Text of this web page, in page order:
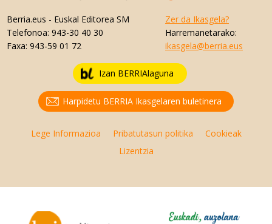
Berria.eus - Euskal Editorea SM
Telefonoa: 943-30 40 30
Faxa: 943-59 01 72
Zer da Ikasgela?
Harremanetarako:
ikasgela@berria.eus
Izan BERRIAlaguna
Harpidetu BERRIA Ikasgelaren buletinera
Lege Informazioa Pribatutasun politika
Cookieak
Lizentzia